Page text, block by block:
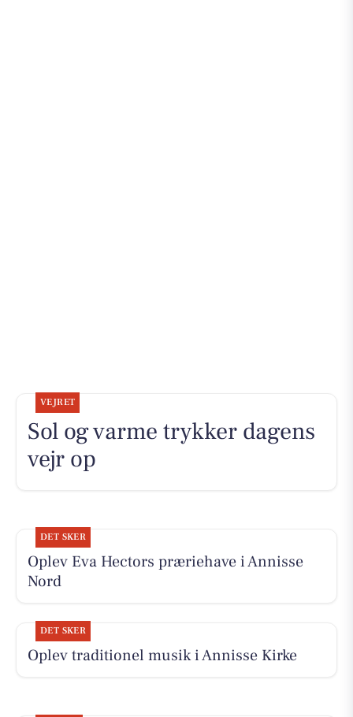
VEJRET
Sol og varme trykker dagens
vejr op
DET SKER
Oplev Eva Hectors præriehave i Annisse
Nord
DET SKER
Oplev traditionel musik i Annisse Kirke